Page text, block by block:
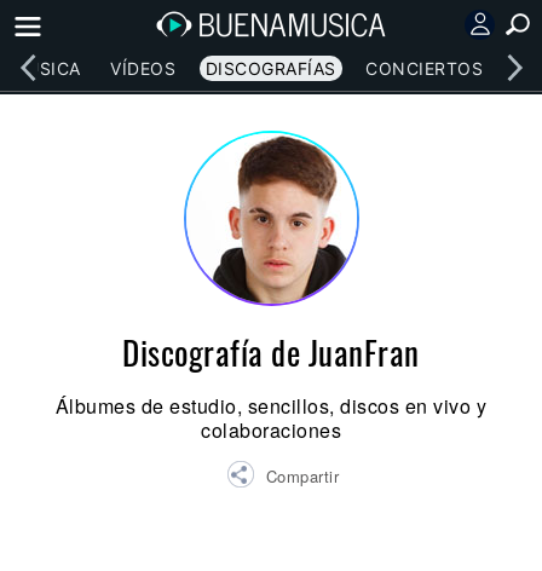
MÚSICA VÍDEOS DISCOGRAFÍAS CONCIERTOS
Discografía de JuanFran
Álbumes de estudio, sencillos, discos en vivo y
colaboraciones
Compartir